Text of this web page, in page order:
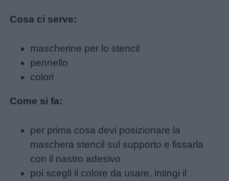
Disegni
colorare
Storie
Feste
giornate
Cosa ci serve:
mascherine per lo stencil
pennello
colori
Come si fa:
per prima cosa devi posizionare la
maschera stencil sul supporto e fissarla
con il nastro adesivo
poi scegli il colore da usare, intingi il